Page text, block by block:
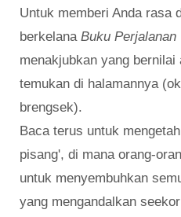
Untuk memberi Anda rasa
berkelana Buku Perjalanan
menakjubkan yang
temukan di halamannya
brengsek).
Baca terus untuk
pisang', di mana orang-
untuk menyembuhkan
yang mengandalkan